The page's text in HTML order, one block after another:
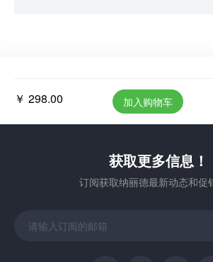
￥ 298.00 加入购物车
获取更多信息！
订阅获取纳丽德最新动态和促